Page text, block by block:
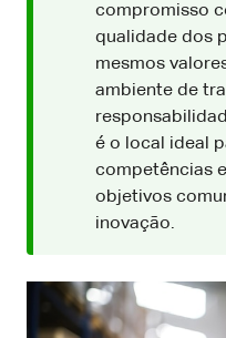
compromisso
qualidade dos
mesmos
ambiente de
é o local ideal
competências
objetivos
inovação.